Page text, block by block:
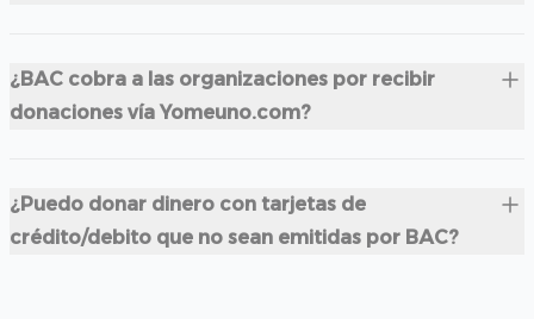
¿BAC cobra a las organizaciones por recibir
donaciones vía Yomeuno.com?
¿Puedo donar dinero con tarjetas de
crédito/debito que no sean emitidas por BAC?